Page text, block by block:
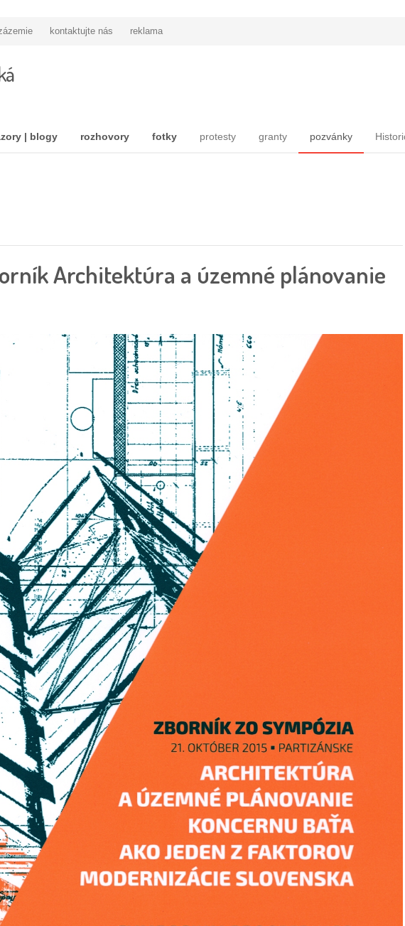
kontaktujte nás reklama
| blogy rozhovory fotky protesty granty pozvánky
Architektúra a územné plánovanie